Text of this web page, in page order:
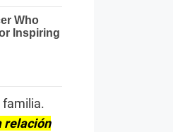
familia.
relación